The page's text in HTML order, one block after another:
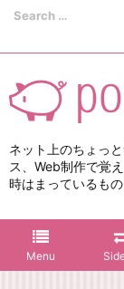
ネット上のちょっ
ス、Web制作で覚
時はまっているも
Menu